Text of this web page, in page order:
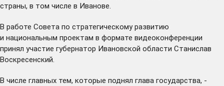
страны, в том числе в Иванове.
В работе Совета по стратегическому развитию
и национальным проектам в формате видеоконференции
принял участие губернатор Ивановской области Станислав
Воскресенский.
В числе главных тем, которые поднял глава государства, -